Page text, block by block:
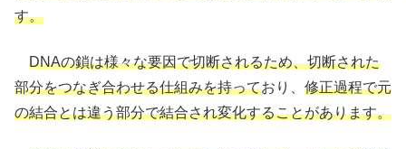
す。
DNAの鎖は様々な要因で切断されるため、切断された
部分をつなぎ合わせる仕組みを持っており、 修正過程で元
の結合とは違う部分で結合され変化することがあります。